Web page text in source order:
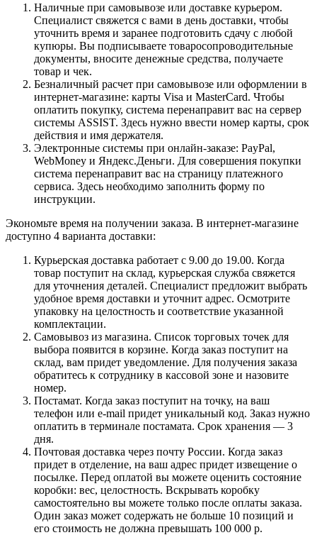
Наличные при самовывозе или доставке курьером.
Специалист свяжется с вами в день доставки, чтобы
уточнить время и заранее подготовить сдачу с любой
купюры. Вы подписываете товаросопроводительные
документы, вносите денежные средства, получаете
товар и чек.
Безналичный расчет при самовывозе или оформлении в
интернет-магазине: карты Visa и MasterCard. Чтобы
оплатить покупку, система перенаправит вас на сервер
системы ASSIST. Здесь нужно ввести номер карты, срок
действия и имя держателя.
Электронные системы при онлайн-заказе: PayPal,
WebMoney и Яндекс.Деньги. Для совершения покупки
система перенаправит вас на страницу платежного
сервиса. Здесь необходимо заполнить форму по
инструкции.
Экономьте время на получении заказа. В интернет-магазине
доступно 4 варианта доставки:
Курьерская доставка работает с 9.00 до 19.00. Когда
товар поступит на склад, курьерская служба свяжется
для уточнения деталей. Специалист предложит выбрать
удобное время доставки и уточнит адрес. Осмотрите
упаковку на целостность и соответствие указанной
комплектации.
Самовывоз из магазина. Список торговых точек для
выбора появится в корзине. Когда заказ поступит на
склад, вам придет уведомление. Для получения заказа
обратитесь к сотруднику в кассовой зоне и назовите
номер.
Постамат. Когда заказ поступит на точку, на ваш
телефон или e-mail придет уникальный код. Заказ нужно
оплатить в терминале постамата. Срок хранения — 3
дня.
Почтовая доставка через почту России. Когда заказ
придет в отделение, на ваш адрес придет извещение о
посылке. Перед оплатой вы можете оценить состояние
коробки: вес, целостность. Вскрывать коробку
самостоятельно вы можете только после оплаты заказа.
Один заказ может содержать не больше 10 позиций и
его стоимость не должна превышать 100 000 р.